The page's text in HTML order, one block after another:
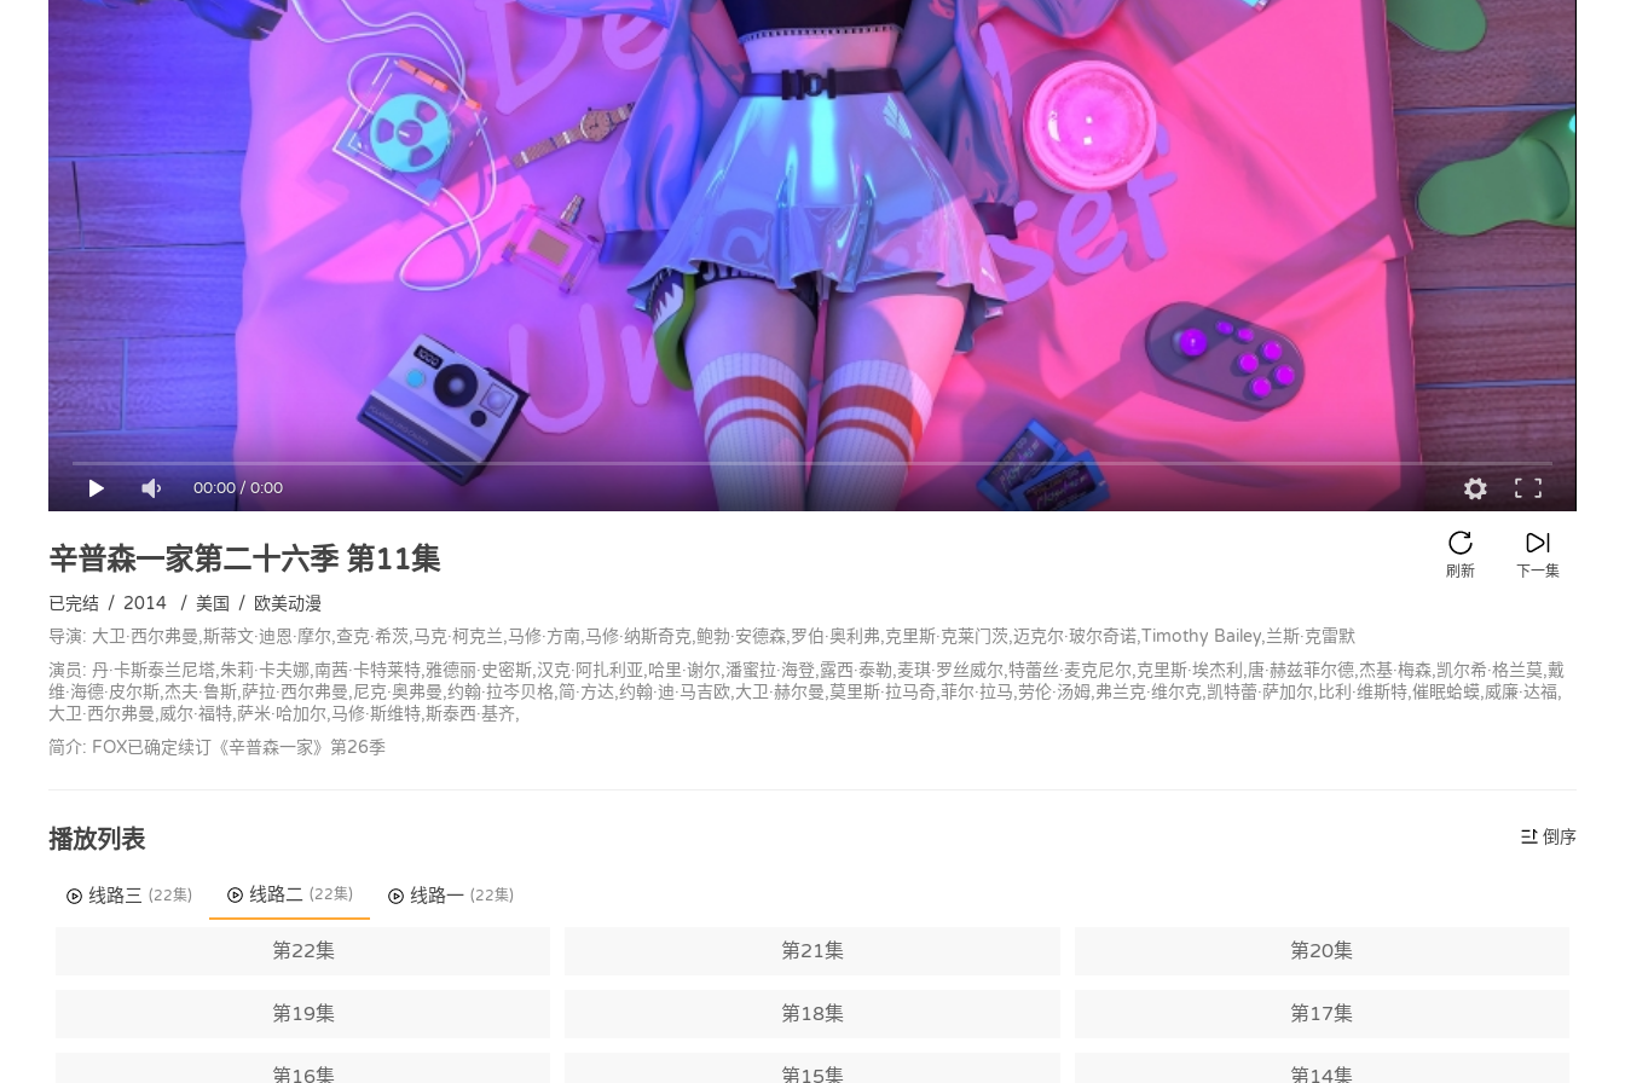
00:00/0:00
辛普森一家第二十六季第11集 下一集
刷新
已完结 / 2014 / 美国 / 欧美动漫
导演: 大卫·西尔弗曼,斯蒂文·迪恩·摩尔,查克·希茨,马克·柯克兰,马修·方南,马修·纳斯奇克,鲍勃·安德森,罗伯·奥利弗,克里斯·克莱门茨,迈克尔·玻尔奇诺,Timothy Bailey,兰斯·克雷默
演员: 丹·卡斯泰兰尼塔,朱莉·卡夫娜,南茜·卡特莱特,雅德丽·史密斯,汉克·阿扎利亚,哈里·谢尔,潘蜜拉·海登,露西·泰勒,麦琪·罗丝威尔,特蕾丝·麦克尼尔,克里斯·埃杰利,唐·赫兹菲尔德,杰基·梅森,凯尔希·格兰莫,戴
维·海德·皮尔斯,杰夫·鲁斯,萨拉·西尔弗曼,尼克·奥弗曼,约翰·拉岑贝格,简·方达,约翰·迪·马吉欧,大卫·赫尔曼,莫里斯·拉马奇,菲尔·拉马,劳伦·汤姆,弗兰克·维尔克,凯特蕾·萨加尔,比利·维斯特,催眠蛤蟆,威廉·达福,
大卫·西尔弗曼,威尔·福特,萨米·哈加尔,马修·斯维特,斯泰西·基齐,
简介: FOX已确定续订《辛普森一家》第26季
播放列表 倒序
线路三 (22集) 线路二 (22集) 线路一 (22集)
第22集 第21集 第20集
第19集 第18集 第17集
第16集 第15集 第14集